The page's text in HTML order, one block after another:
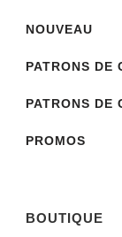
NOUVEAU
PATRONS DE
PATRONS DE
PROMOS
BOUTIQUE